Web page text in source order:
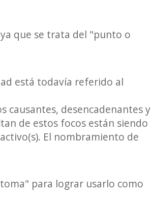
que se trata del "punto o
está todavía referido al
causantes, desencadenantes y
de estos focos están siendo
El nombramiento de
para lograr usarlo como